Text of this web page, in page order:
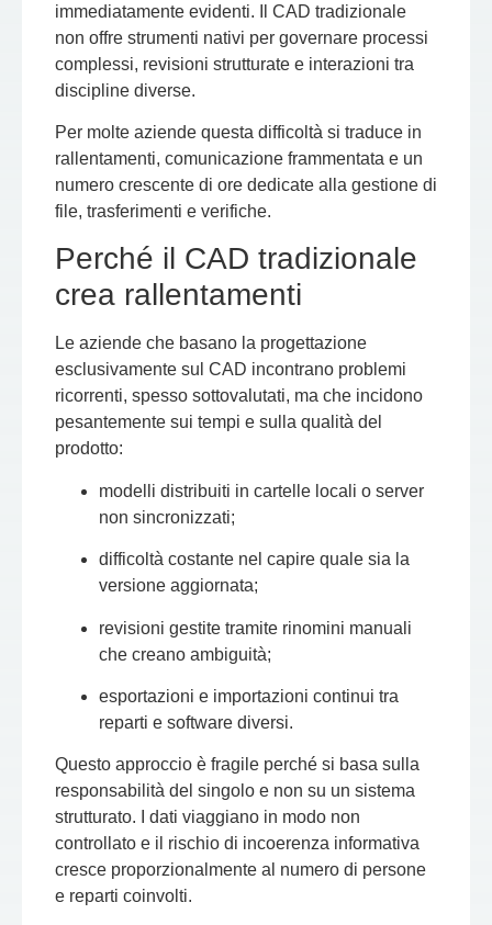
immediatamente evidenti. Il CAD tradizionale
non offre strumenti nativi per governare processi
complessi, revisioni strutturate e interazioni tra
discipline diverse.
Per molte aziende questa difficoltà si traduce in
rallentamenti, comunicazione frammentata e un
numero crescente di ore dedicate alla gestione di
file, trasferimenti e verifiche.
Perché il CAD tradizionale
crea rallentamenti
Le aziende che basano la progettazione
esclusivamente sul CAD incontrano problemi
ricorrenti, spesso sottovalutati, ma che incidono
pesantemente sui tempi e sulla qualità del
prodotto:
modelli distribuiti in cartelle locali o server
non sincronizzati;
difficoltà costante nel capire quale sia la
versione aggiornata;
revisioni gestite tramite rinomini manuali
che creano ambiguità;
esportazioni e importazioni continui tra
reparti e software diversi.
Questo approccio è fragile perché si basa sulla
responsabilità del singolo e non su un sistema
strutturato. I dati viaggiano in modo non
controllato e il rischio di incoerenza informativa
cresce proporzionalmente al numero di persone
e reparti coinvolti.